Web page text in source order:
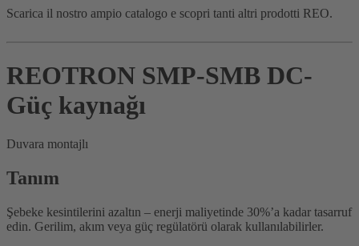
Scarica il nostro ampio catalogo e scopri tanti altri prodotti REO.
REOTRON SMP-SMB DC-
Güç kaynağı
Duvara montajlı
Tanım
Şebeke kesintilerini azaltın – enerji maliyetinde 30%’a kadar tasarruf
edin. Gerilim, akım veya güç regülatörü olarak kullanılabilirler.